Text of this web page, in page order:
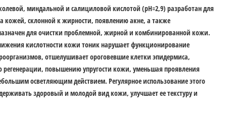
миндальной и салициловой кислотой (pH=2,9) разработан для
кожей, склонной к жирности, появлению акне, а также
для очистки проблемной, жирной и комбинированной кожи.
кислотности кожи тоник нарушает функционирование
отшелушивает ороговевшие клетки эпидермиса,
регенерации, повышению упругости кожи, уменьшая проявления
осветляющим действием. Регулярное использование этого
здоровый и молодой вид кожи, улучшает ее текстуру и